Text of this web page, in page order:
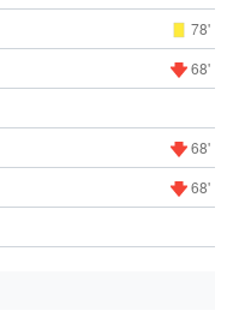
78'
68'
68'
68'